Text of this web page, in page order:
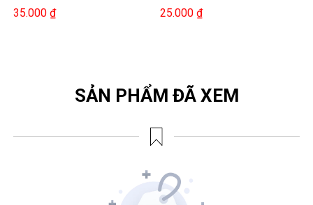
Cấp
35.000 ₫
Cấp
25.000 ₫
SẢN PHẨM ĐÃ XEM